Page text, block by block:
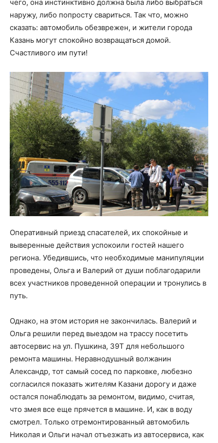
чего, она инстинктивно должна была либо выбраться
наружу, либо попросту свариться. Так что, можно
сказать: автомобиль обезврежен, и жители города
Казань могут спокойно возвращаться домой.
Счастливого им пути!
Оперативный приезд спасателей, их спокойные и
выверенные действия успокоили гостей нашего
региона. Убедившись, что необходимые манипуляции
проведены, Ольга и Валерий от души поблагодарили
всех участников проведенной операции и тронулись в
путь.
Однако, на этом история не закончилась. Валерий и
Ольга решили перед выездом на трассу посетить
автосервис на ул. Пушкина, 39Т для небольшого
ремонта машины. Неравнодушный волжанин
Александр, тот самый сосед по парковке, любезно
согласился показать жителям Казани дорогу и даже
остался понаблюдать за ремонтом, видимо, считая,
что змея все еще прячется в машине. И, как в воду
смотрел. Только отремонтированный автомобиль
Николая и Ольги начал отъезжать из автосервиса, как